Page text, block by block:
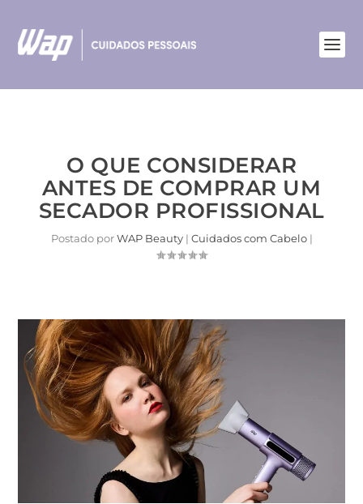
O QUE CONSIDERAR
ANTES DE COMPRAR UM
SECADOR PROFISSIONAL
Postado porWAP Beauty| Cuidados com Cabelo|